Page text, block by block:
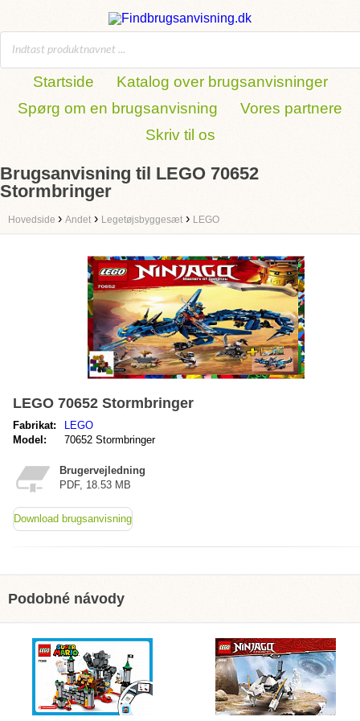
Startside
Katalog over brugsanvisninger
Spørg om en brugsanvisning
Vores partnere
Skriv til os
Brugsanvisning til LEGO 70652
Stormbringer
Hovedside › Andet › Legetøjsbyggesæt › LEGO
LEGO 70652 Stormbringer
Fabrikat:
LEGO
Model:
70652 Stormbringer
Brugervejledning
PDF, 18.53 MB
Download brugsanvisning
Podobné návody